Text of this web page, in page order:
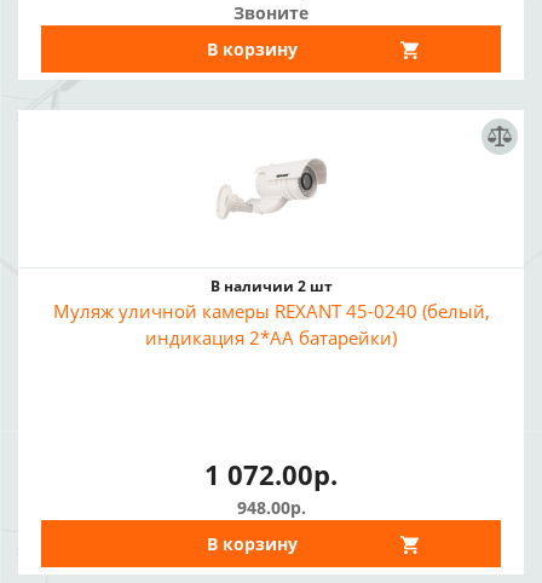
Звоните
В корзину
В наличии 2 шт
Муляж уличной камеры REXANT 45-0240 (белый,
индикация 2*AA батарейки)
1 072.00р.
948.00р.
В корзину